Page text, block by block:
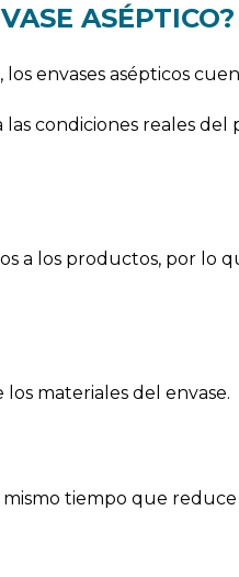
ASÉPTICO?
envases asépticos
condiciones reales del
a los productos, por lo
materiales del envase.
tiempo que reduce